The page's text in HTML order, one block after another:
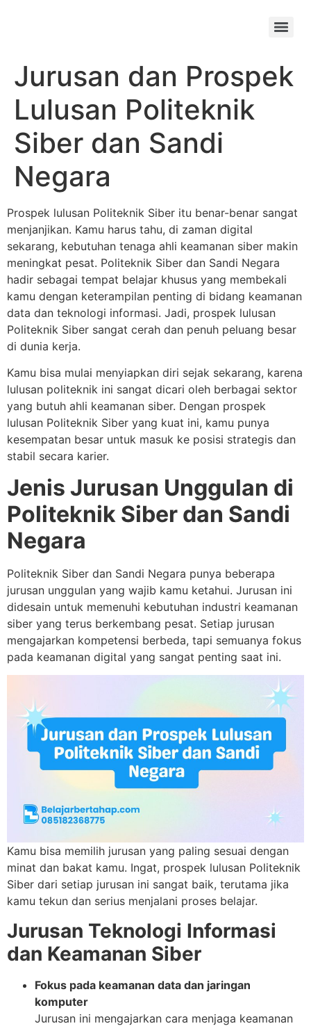
Menu
Jurusan dan Prospek
Lulusan Politeknik
Siber dan Sandi
Negara
Prospek lulusan Politeknik Siber itu benar-benar sangat
menjanjikan. Kamu harus tahu, di zaman digital
sekarang, kebutuhan tenaga ahli keamanan siber makin
meningkat pesat. Politeknik Siber dan Sandi Negara
hadir sebagai tempat belajar khusus yang membekali
kamu dengan keterampilan penting di bidang keamanan
data dan teknologi informasi. Jadi, prospek lulusan
Politeknik Siber sangat cerah dan penuh peluang besar
di dunia kerja.
Kamu bisa mulai menyiapkan diri sejak sekarang, karena
lulusan politeknik ini sangat dicari oleh berbagai sektor
yang butuh ahli keamanan siber. Dengan prospek
lulusan Politeknik Siber yang kuat ini, kamu punya
kesempatan besar untuk masuk ke posisi strategis dan
stabil secara karier.
Jenis Jurusan Unggulan di
Politeknik Siber dan Sandi
Negara
Politeknik Siber dan Sandi Negara punya beberapa
jurusan unggulan yang wajib kamu ketahui. Jurusan ini
didesain untuk memenuhi kebutuhan industri keamanan
siber yang terus berkembang pesat. Setiap jurusan
mengajarkan kompetensi berbeda, tapi semuanya fokus
pada keamanan digital yang sangat penting saat ini.
Kamu bisa memilih jurusan yang paling sesuai dengan
minat dan bakat kamu. Ingat, prospek lulusan Politeknik
Siber dari setiap jurusan ini sangat baik, terutama jika
kamu tekun dan serius menjalani proses belajar.
Jurusan Teknologi Informasi
dan Keamanan Siber
Fokus pada keamanan data dan jaringan
komputer
Jurusan ini mengajarkan cara menjaga keamanan